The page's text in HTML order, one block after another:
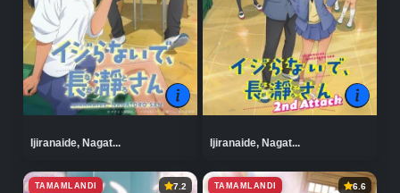
Ijiranaide, Nagat... Ijiranaide, Nagat...
TAMAMLANDI 7.2 TAMAMLANDI 6.6